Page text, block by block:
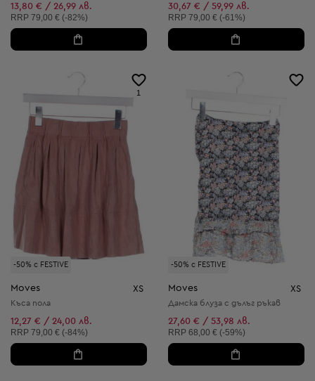
13,80 € / 26,99 лв.
Препоръчителна цена:
RRP 79,00 € (-82%)
30,67 € / 59,99 лв.
Препоръчителна цена:
RRP 79,00 € (-61%)
-50% с FESTIVE
1
Moves XS
Къса пола
12,27 € / 24,00 лв.
Препоръчителна цена:
RRP 79,00 € (-84%)
-50% с FESTIVE
Moves XS
Дамска блуза с дълъг ръкав
27,60 € / 53,98 лв.
Препоръчителна цена:
RRP 68,00 € (-59%)